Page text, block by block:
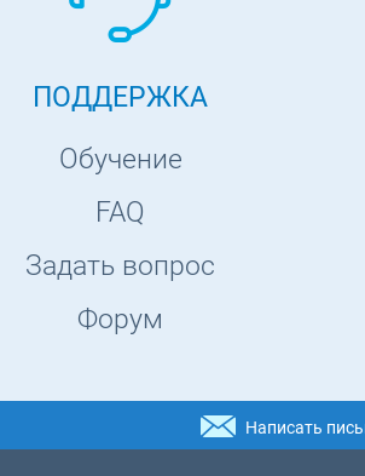
ПОДДЕРЖКА
Обучение
FAQ
Задать вопрос
Форум
Написать